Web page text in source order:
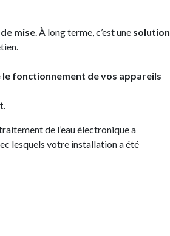
mise. À long terme, c’est une solution
fonctionnement de vos appareils
.
de l’eau électronique a
lesquels votre installation a été